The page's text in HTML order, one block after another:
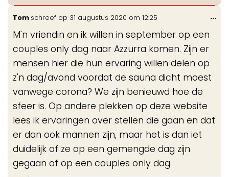
Tom schreef op 31 augustus 2020 om 12:25
M'n vriendin en ik willen in september op een
couples only dag naar Azzurra komen. Zijn er
mensen hier die hun ervaring willen delen op
z'n dag/avond voordat de sauna dicht moest
vanwege corona? We zijn benieuwd hoe de
sfeer is. Op andere plekken op deze website
lees ik ervaringen over stellen die gaan en dat
er dan ook mannen zijn, maar het is dan iet
duidelijk of ze op een gemengde dag zijn
gegaan of op een couples only dag.
...